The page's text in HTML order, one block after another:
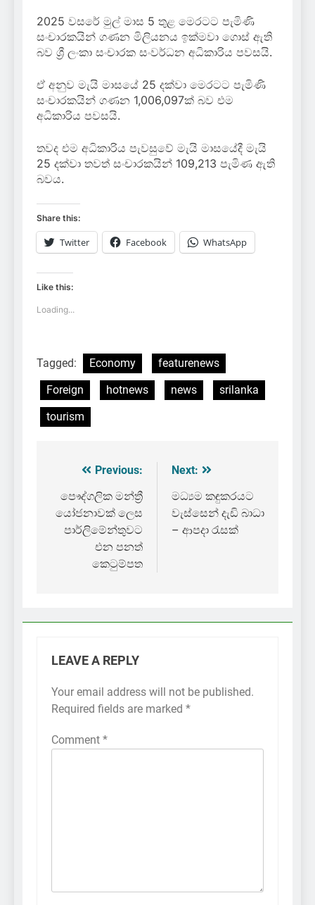
2025 වසරේ මුල් මාස 5 තුළ මෙරටට පැමිණි
සංචාරකයින් ගණන මිලියනය ඉක්මවා ගොස් ඇති
බව ශ්‍රී ලංකා සංචාරක සංවර්ධන අධිකාරිය පවසයි.
ඒ අනුව මැයි මාසයේ 25 දක්වා මෙරටට පැමිණි
සංචාරකයින් ගණන 1,006,097ක් බව එම
අධිකාරිය පවසයි.
තවද එම අධිකාරිය පැවසුවේ මැයි මාසයේදී මැයි
25 දක්වා තවත් සංචාරකයින් 109,213 පැමිණ ඇති
බවය.
Share this:
Twitter Facebook WhatsApp
Like this:
Loading...
Tagged: Economy
featurenews
Foreign
hotnews news
srilanka
tourism
Post
navigation
Previous:
පෞද්ගලික මන්ත්‍රී
යෝජනාවක් ලෙස
පාර්ලිමේන්තුවට
එන පනත්
කෙටුම්පත
Next:
මධ්‍යම කඳුකරයට
වැස්සෙන් දැඩි බාධා
– ආපදා රැසක්
LEAVE A REPLY
Your email address will not be published.
Required fields are marked *
Comment *